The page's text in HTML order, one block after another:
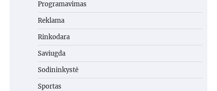
Programavimas
Reklama
Rinkodara
Saviugda
Sodininkystė
Sportas